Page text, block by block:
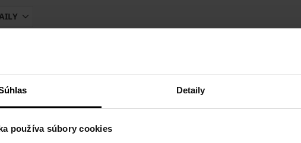
Detaily
používa súbory cookies